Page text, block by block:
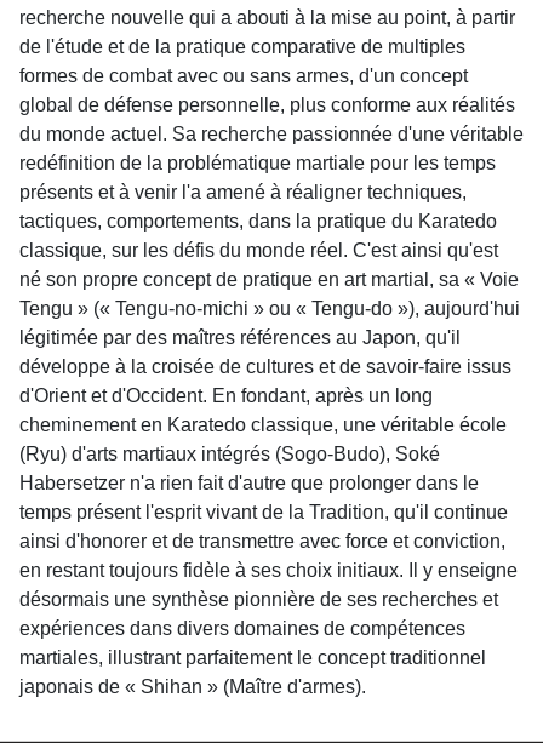
recherche nouvelle qui a abouti à la mise au point, à partir
de l'étude et de la pratique comparative de multiples
formes de combat avec ou sans armes, d'un concept
global de défense personnelle, plus conforme aux réalités
du monde actuel. Sa recherche passionnée d'une véritable
redéfinition de la problématique martiale pour les temps
présents et à venir l'a amené à réaligner techniques,
tactiques, comportements, dans la pratique du Karatedo
classique, sur les défis du monde réel. C'est ainsi qu'est
né son propre concept de pratique en art martial, sa « Voie
Tengu » (« Tengu-no-michi » ou « Tengu-do »), aujourd'hui
légitimée par des maîtres références au Japon, qu'il
développe à la croisée de cultures et de savoir-faire issus
d'Orient et d'Occident. En fondant, après un long
cheminement en Karatedo classique, une véritable école
(Ryu) d'arts martiaux intégrés (Sogo-Budo), Soké
Habersetzer n'a rien fait d'autre que prolonger dans le
temps présent l'esprit vivant de la Tradition, qu'il continue
ainsi d'honorer et de transmettre avec force et conviction,
en restant toujours fidèle à ses choix initiaux. Il y enseigne
désormais une synthèse pionnière de ses recherches et
expériences dans divers domaines de compétences
martiales, illustrant parfaitement le concept traditionnel
japonais de « Shihan » (Maître d'armes).